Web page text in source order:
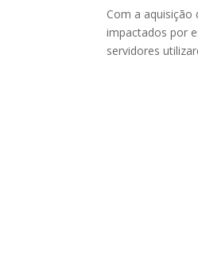
Com a
impactados por
servidores